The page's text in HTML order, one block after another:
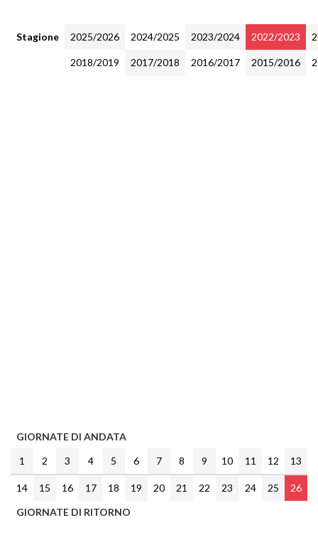
Stagione 2025/2026 2024/2025 2023/2024 2022/2023
2018/2019 2017/2018 2016/2017 2015/2016
GIORNATE DI ANDATA
1
2 3 4 5 6 7 8 9 10 11 12 13
14 15 16 17 18 19 20 21 22 23 24 25
26
GIORNATE DI RITORNO